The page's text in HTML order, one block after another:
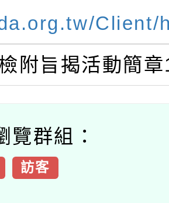
Client/
附旨揭活動簡
覽群組：
訪客